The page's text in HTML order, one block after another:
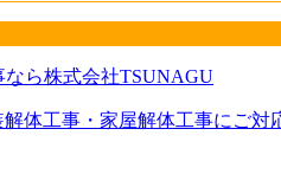
体工事・家屋解体工事にご対